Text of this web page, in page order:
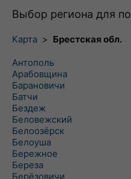
Выбор региона для
Карта > Брестская обл.
Антополь
Арабовщина
Барановичи
Батчи
Бездеж
Беловежский
Белоозёрск
Белоуша
Бережное
Береза
Берёзовичи